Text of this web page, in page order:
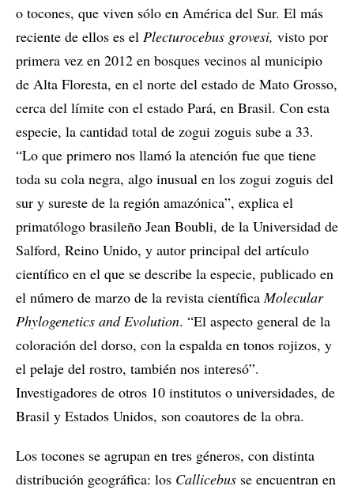
o tocones, que viven sólo en América del Sur. El más
reciente de ellos es el Plecturocebus grovesi, visto por
primera vez en 2012 en bosques vecinos al municipio
de Alta Floresta, en el norte del estado de Mato Grosso,
cerca del límite con el estado Pará, en Brasil. Con esta
especie, la cantidad total de zogui zoguis sube a 33.
“Lo que primero nos llamó la atención fue que tiene
toda su cola negra, algo inusual en los zogui zoguis del
sur y sureste de la región amazónica”, explica el
primatólogo brasileño Jean Boubli, de la Universidad de
Salford, Reino Unido, y autor principal del artículo
científico en el que se describe la especie, publicado en
el número de marzo de la revista científicaMolecular
Phylogenetics and Evolution. “El aspecto general de la
coloración del dorso, con la espalda en tonos rojizos, y
el pelaje del rostro, también nos interesó”.
Investigadores de otros 10 institutos o universidades, de
Brasil y Estados Unidos, son coautores de la obra.
Los tocones se agrupan en tres géneros, con distinta
distribución geográfica: los Callicebus se encuentran en